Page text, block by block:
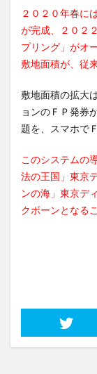
２０２０年春に
が完成、２０２
プリング」がオ
敷地面積が、従
敷地面積の拡大
ョンの ＦＰ発券
題を、スマホで
このシステムの
法の王国」東京
ンの海」東京デ
クボーンとなる